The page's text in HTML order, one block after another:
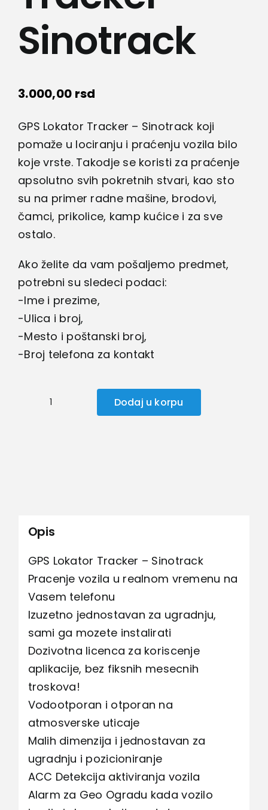
Kamere
Medicinska oprema
Sport i razonoda
Svi proizvodi
Sinotrack
3.000,00 rsd
GPS Lokator Tracker – Sinotrack koji
pomaže u lociranju i praćenju vozila bilo
koje vrste. Takodje se koristi za praćenje
apsolutno svih pokretnih stvari, kao sto
su na primer radne mašine, brodovi,
čamci, prikolice, kamp kućice i za sve
ostalo.
Ako želite da vam pošaljemo predmet,
potrebni su sledeci podaci:
-Ime i prezime,
-Ulica i broj,
-Mesto i poštanski broj,
-Broj telefona za kontakt
GPS
Dodaj u korpu
Opis
GPS Lokator Tracker – Sinotrack
Pracenje vozila u realnom vremenu na
Vasem telefonu
Izuzetno jednostavan za ugradnju,
sami ga mozete instalirati
Dozivotna licenca za koriscenje
aplikacije, bez fiksnih mesecnih
troskova!
Vodootporan i otporan na
atmosverske uticaje
Malih dimenzija i jednostavan za
ugradnju i pozicioniranje
ACC Detekcija aktiviranja vozila
Alarm za Geo Ogradu kada vozilo